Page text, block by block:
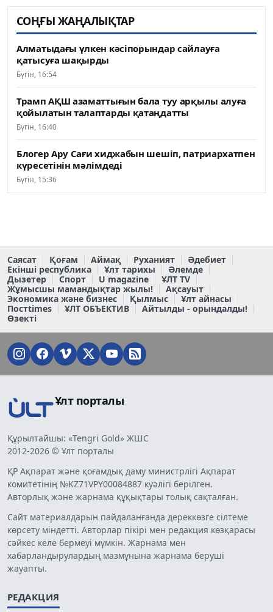
СОҢҒЫ ЖАҢАЛЫҚТАР
Алматыдағы үлкен кәсіпорындар сайлауға
қатысуға шақырды
Бүгін, 16:54
Трамп АҚШ азаматтығын бала туу арқылы алуға
қойылатын талаптарды қатаңдатты
Бүгін, 16:40
Блогер Ару Сағи хиджабын шешіп, патриархатпен
күресетінін мәлімдеді
Бүгін, 15:36
Саясат Қоғам Аймақ Руханият
Әдебиет
Екінші республика
Ұлт тарихы
Әлемде
Дызетер
Спорт U magazine
ҰЛТ TV
Жұмысшы мамандықтар жылы!
Ақсауыт
Экономика және бизнес
Қылмыс
Ұлт айнасы
Постtimes
ҰЛТ ОБЪЕКТИВ
Айтылды - орындалды!
Өзекті
Ұлт порталы
Құрылтайшы: «Tengri Gold» ЖШС
2012-2026 © Ұлт порталы
ҚР Ақпарат және қоғамдық даму министрлігі Ақпарат
комитетінің №KZ71VPY00084887 куәлігі берілген.
Авторлық және жарнама құқықтары толық сақталған.
Сайт материалдарын пайдаланғанда дереккөзге сілтеме
көрсету міндетті. Авторлар пікірі мен редакция көзқарасы
сәйкес келе бермеуі мүмкін. Жарнама мен
хабарландырулардың мазмұнына жарнама беруші
жауапты.
РЕДАКЦИЯ